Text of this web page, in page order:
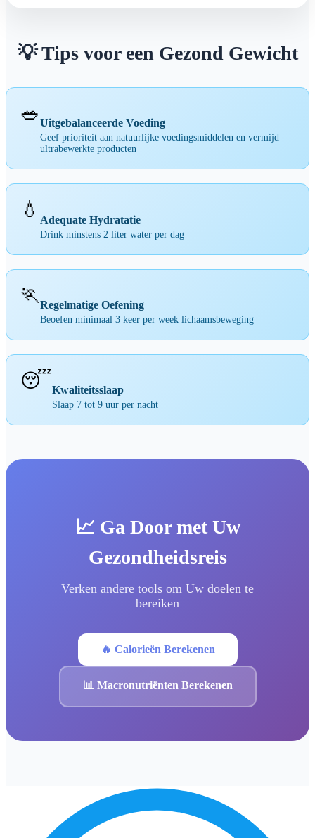
💡 Tips voor een Gezond Gewicht
🥗Uitgebalanceerde Voeding
Geef prioriteit aan natuurlijke voedingsmiddelen en vermijd
ultrabewerkte producten
💧 Adequate Hydratatie
Drink minstens 2 liter water per dag
🏃Regelmatige Oefening
Beoefen minimaal 3 keer per week lichaamsbeweging
😴Kwaliteitsslaap
Slaap 7 tot 9 uur per nacht
📈 Ga Door met Uw
Gezondheidsreis
Verken andere tools om Uw doelen te
bereiken
🔥 Calorieën Berekenen
📊 Macronutriënten Berekenen